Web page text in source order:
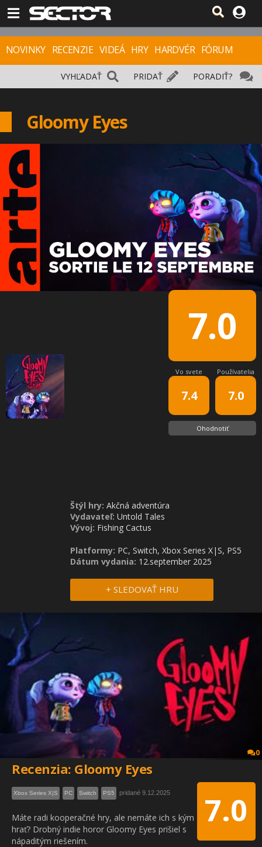
NOVINKY RECENZIE VIDEÁ HRY HARDVÉR FÓRUM
PORADIŤ?
PRIDAŤ
VYHĽADAŤ
Gloomy Eyes
7.0
Vo svete
7.4
Používatelia
7.0
Ohodnotiť
Štýl hry: Akčná adventúra
Vydavateľ: Untold Tales
Vývoj: Fishing Cactus
Platformy: PC, Switch, Xbox Series X|S, PS5
Dátum vydania: 12.september 2025
+ SLEDOVAŤ HRU
0
Recenzia: Gloomy Eyes
7.0
Xbox Series X|S PC Switch PS5 pridané 9.12.2025
Máte radi kooperačné hry, ale nemáte ich s kým
hrať? Drobný indie horor Gloomy Eyes prišiel s
nápaditým riešením.